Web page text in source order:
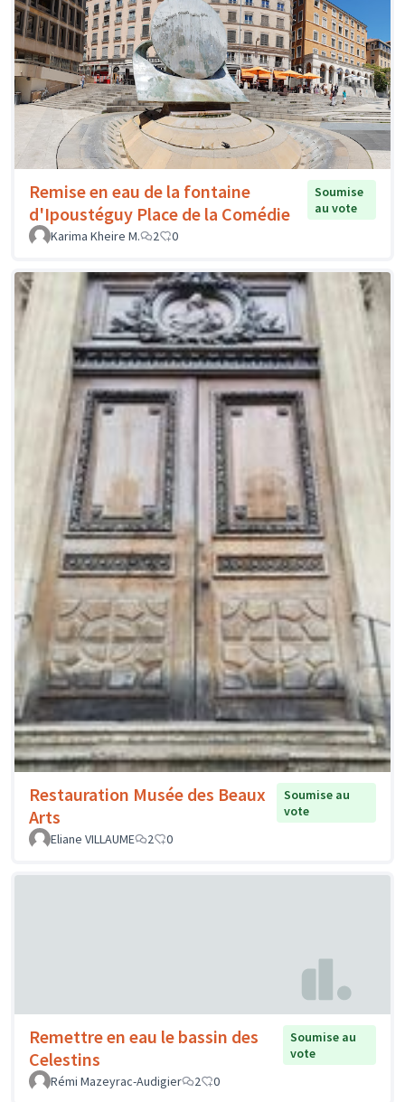
Remise en eau de la fontaine
d'Ipoustéguy Place de la Comédie
Soumise
au vote
Karima Kheire M.
2 0
Restauration Musée des Beaux
Arts
Soumise au
vote
Eliane VILLAUME
2 0
Remettre en eau le bassin des
Celestins
Soumise au
vote
Rémi Mazeyrac-Audigier
2 0